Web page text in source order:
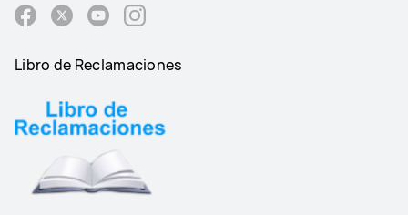
Libro de Reclamaciones